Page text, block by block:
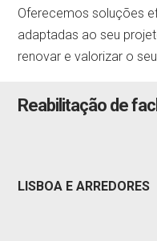
Oferecemos soluções
adaptadas ao seu
renovar e valorizar o
Reabilitação de
LISBOA E ARREDORES